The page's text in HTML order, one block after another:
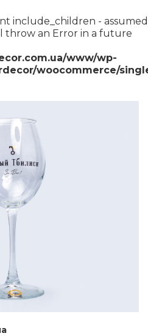
include_children - assumed
throw an Error in a future
www/wp-
woocommerce/